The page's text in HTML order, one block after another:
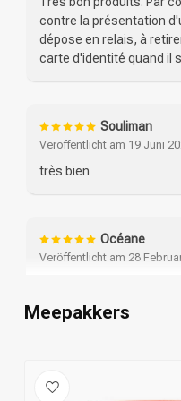
contre la présentation
dépose en relais, à
carte d'identité quand il
Souliman
Veröffentlicht am 19 Juni
très bien
Océane
Veröffentlicht am 28
regrette pas mes
Veröffentlicht am 24
Meepakkers